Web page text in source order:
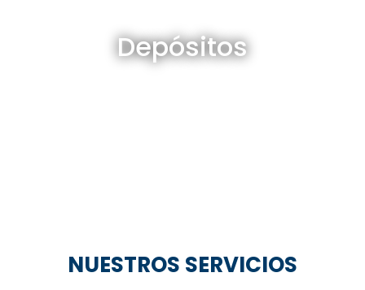
Depósitos
NUESTROS SERVICIOS